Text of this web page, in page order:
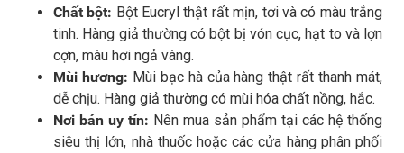
Chất bột: Bột Eucryl thật rất mịn, tơi và có màu trắng
tinh. Hàng giả thường có bột bị vón cục, hạt to và lợn
cợn, màu hơi ngả vàng.
Mùi hương: Mùi bạc hà của hàng thật rất thanh mát,
dễ chịu. Hàng giả thường có mùi hóa chất nồng, hắc.
Nơi bán uy tín: Nên mua sản phẩm tại các hệ thống
siêu thị lớn, nhà thuốc hoặc các cửa hàng phân phối